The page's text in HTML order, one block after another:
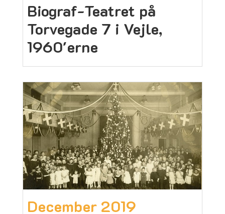
Biograf-Teatret på
Torvegade 7 i Vejle,
1960'erne
December 2019